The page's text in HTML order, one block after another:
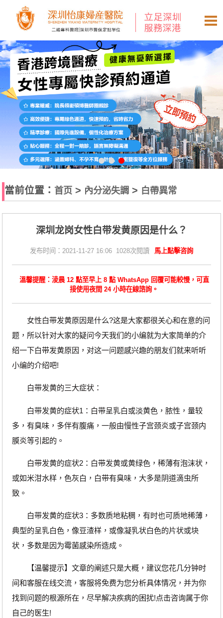
當前位置： 首页 > 內分泌失調 > 白帶異常
深圳龙岗女性白带发黄原因是什么？
发布时间：2021-11-27 16:06 1028次閱讀 馬上點擊咨詢
溫馨提醒：淩晨 12 點至早上 8 點 WhatsApp 回覆可能較慢，可直
接使用夜間 24 小時在線諮詢。
女性白带发黄原因是什么?这是大家都很关心和在意的问
题，所以针对大家的疑问今天我们的小编就为大家简单的介
绍一下白带发黄原因，对这一问题感兴趣的朋友们就来听听
小编的介绍吧!
白带发黄的三大症状：
白带发黄的症状1：白带呈乳白或淡黄色，脓性，量较
多，有臭味，多伴有腹痛，一般由慢性子宫颈炎或子宫颈内
膜炎等引起的。
白带发黄的症状2：白带发黄或黄绿色，稀薄有泡沫状，
或如米泔水样，色灰白，白带有臭味，大多是阴道滴虫所
致。
白带发黄的症状3：多数质地粘稠，有时也可质地稀薄，
典型的呈乳白色，像豆渣样，或像凝乳状白色的片状或块
状，多数是因为霉菌感染所造成。
【温馨提示】文章的阐述只是大概，建议您花几分钟时
间和客服在线交流，客服将免费为您分析具体情况，并为你
找到问题的根源所在，尽早解决疾病的困扰!点击咨询属于你
自己的医生!